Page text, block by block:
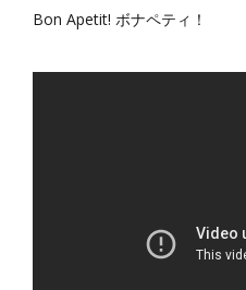
Bon Apetit! ボナペティ！